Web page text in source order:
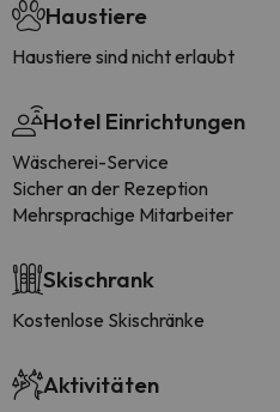
Haustiere
Haustiere sind nicht erlaubt
Hotel Einrichtungen
Wäscherei-Service
Sicher an der Rezeption
Mehrsprachige Mitarbeiter
Skischrank
Kostenlose Skischränke
Aktivitäten